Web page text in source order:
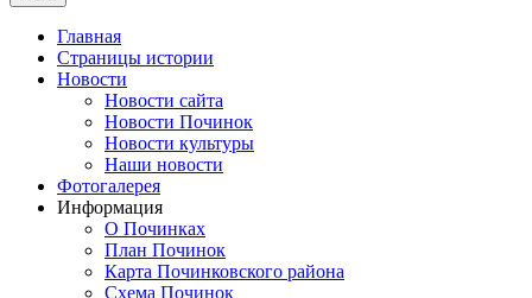
Главная
Страницы истории
Новости
Новости сайта
Новости Починок
Новости культуры
Наши новости
Фотогалерея
Информация
О Починках
План Починок
Карта Починковского района
Схема Починок